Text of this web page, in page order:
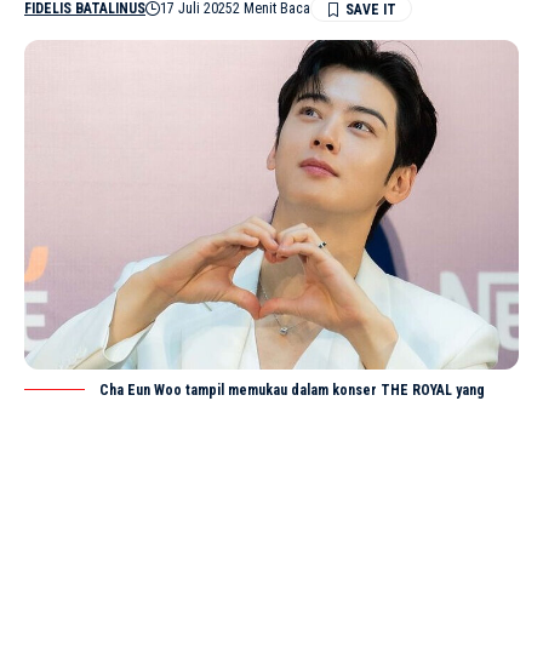
FIDELIS BATALINUS 17 Juli 20252 Menit Baca
Cha Eun Woo tampil memukau dalam konser THE ROYAL yang